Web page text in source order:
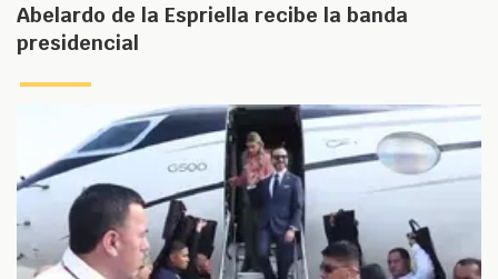
Abelardo de la Espriella recibe la banda
presidencial